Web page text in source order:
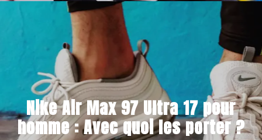
Nike Air Max 97 Ultra 17 pour
homme : Avec quoi les porter ?